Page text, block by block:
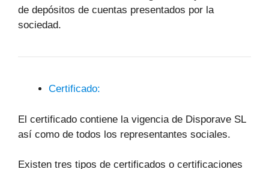
de depósitos de cuentas presentados por la
sociedad.
Certificado:
El certificado contiene la vigencia de Disporave SL
así como de todos los representantes sociales.
Existen tres tipos de certificados o certificaciones